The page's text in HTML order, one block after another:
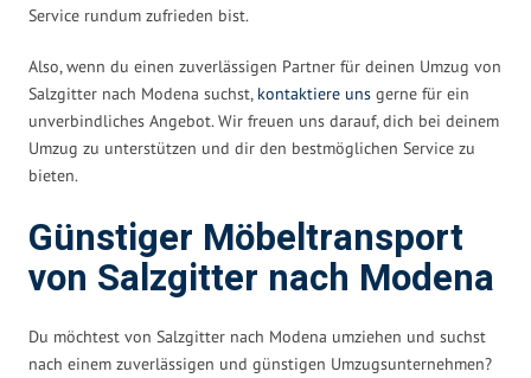
Service rundum zufrieden bist.
Also, wenn du einen zuverlässigen Partner für deinen Umzug von
Salzgitter nach Modena suchst, kontaktiere uns gerne für ein
unverbindliches Angebot. Wir freuen uns darauf, dich bei deinem
Umzug zu unterstützen und dir den bestmöglichen Service zu
bieten.
Günstiger Möbeltransport
von Salzgitter nach Modena
Du möchtest von Salzgitter nach Modena umziehen und suchst
nach einem zuverlässigen und günstigen Umzugsunternehmen?